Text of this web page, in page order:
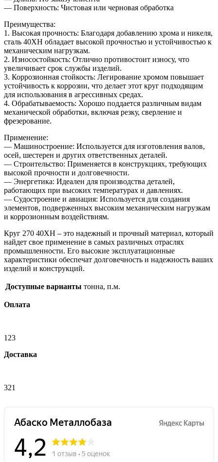
— Поверхность: Чистовая или черновая обработка
Преимущества:
1. Высокая прочность: Благодаря добавлению хрома и никеля,
сталь 40ХН обладает высокой прочностью и устойчивостью к
механическим нагрузкам.
2. Износостойкость: Отлично противостоит износу, что
увеличивает срок службы изделий.
3. Коррозионная стойкость: Легирование хромом повышает
устойчивость к коррозии, что делает этот круг подходящим
для использования в агрессивных средах.
4. Обрабатываемость: Хорошо поддается различным видам
механической обработки, включая резку, сверление и
фрезерование.
Применение:
— Машиностроение: Используется для изготовления валов,
осей, шестерен и других ответственных деталей.
— Строительство: Применяется в конструкциях, требующих
высокой прочности и долговечности.
— Энергетика: Идеален для производства деталей,
работающих при высоких температурах и давлениях.
— Судостроение и авиация: Используется для создания
элементов, подверженных высоким механическим нагрузкам
и коррозионным воздействиям.
Круг 270 40ХН – это надежный и прочный материал, который
найдет свое применение в самых различных отраслях
промышленности. Его высокие эксплуатационные
характеристики обеспечат долговечность и надежность ваших
изделий и конструкций.
Доступные варианты тонна, п.м.
Оплата
123
Доставка
321